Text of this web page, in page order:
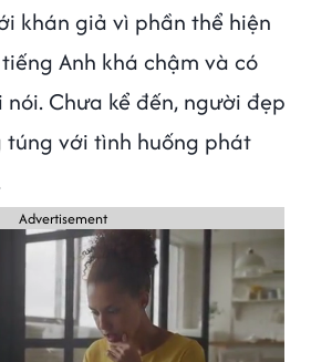
khán giả vì phần thể hiện
Anh khá chậm và có
Chưa kể đến, người đẹp
với tình huống phát
Advertisement